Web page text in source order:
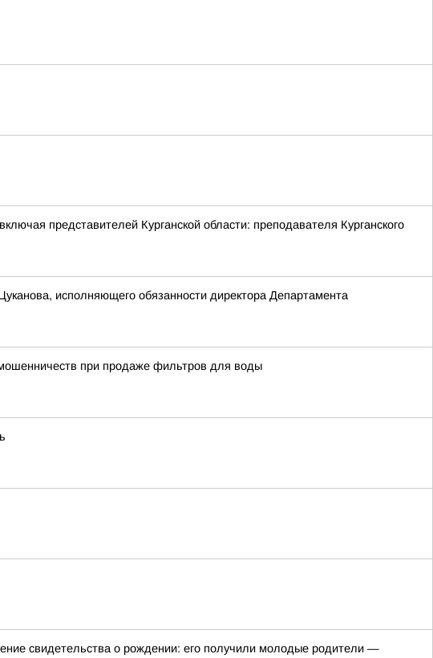
представителей Курганской области: преподавателя Курганского
исполняющего обязанности директора Департамента
при продаже фильтров для воды
свидетельства о рождении: его получили молодые родители —